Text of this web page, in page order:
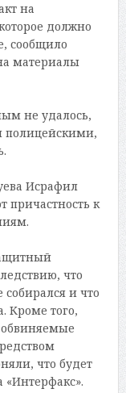
на
должно
сообщило
материалы
не удалось,
полицейскими,
Исрафил
причастность к
что
собирался и что
Кроме того,
обвиняемые
что будет